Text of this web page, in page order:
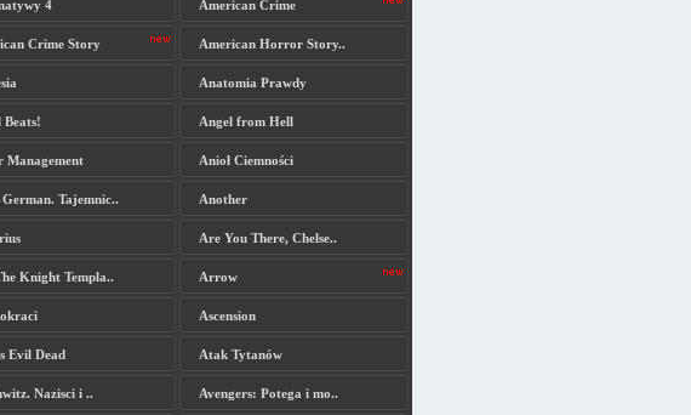
4 American Crime
Crime Story American Horror Story..
Anatomia Prawdy
Beats! Angel from Hell
Management Anioł Ciemności
German. Tajemnic.. Another
Are You There, Chelse..
Knight Templa.. Arrow
Ascension
Evil Dead Atak Tytanów
Nazisci i .. Avengers: Potega i mo..